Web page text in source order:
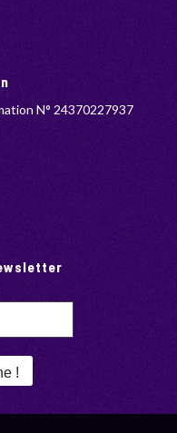
N° 24370227937